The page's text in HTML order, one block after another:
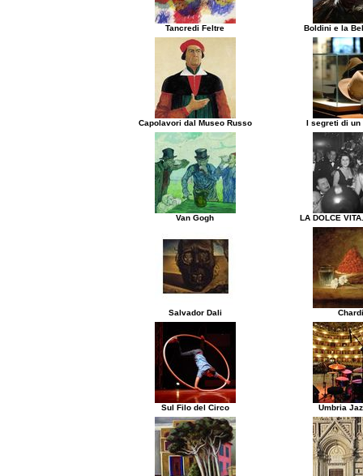
Tancredi Feltre Boldini e la
Capolavori dal Museo Russo I segreti di un
Van Gogh LA DOLCE
Salvador Dali
Sul Filo del Circo Umbria